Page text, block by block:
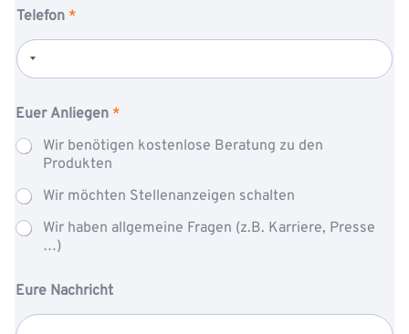
Telefon *
Euer Anliegen *
Wir benötigen kostenlose Beratung zu den
Produkten
Wir möchten Stellenanzeigen schalten
Wir haben allgemeine Fragen (z.B. Karriere, Presse
…)
o
i
n
i
Eure Nachricht